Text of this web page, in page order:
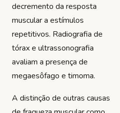
decremento da resposta
muscular a estímulos
repetitivos. Radiografia de
tórax e ultrassonografia
avaliam a presença de
megaesôfago e timoma.
A distinção de outras causas